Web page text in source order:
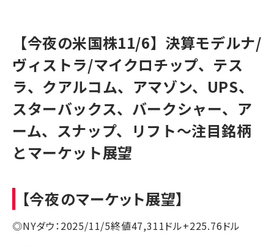
【今夜の米国株11/6】決算モデルナ/
ヴィストラ/マイクロチップ、テス
ラ、クアルコム、アマゾン、UPS、
スターバックス、バークシャー、ア
ーム、スナップ、リフト～注目銘柄
とマーケット展望
【今夜のマーケット展望】
◎NYダウ：2025/11/5終値47,311ドル+225.76ドル